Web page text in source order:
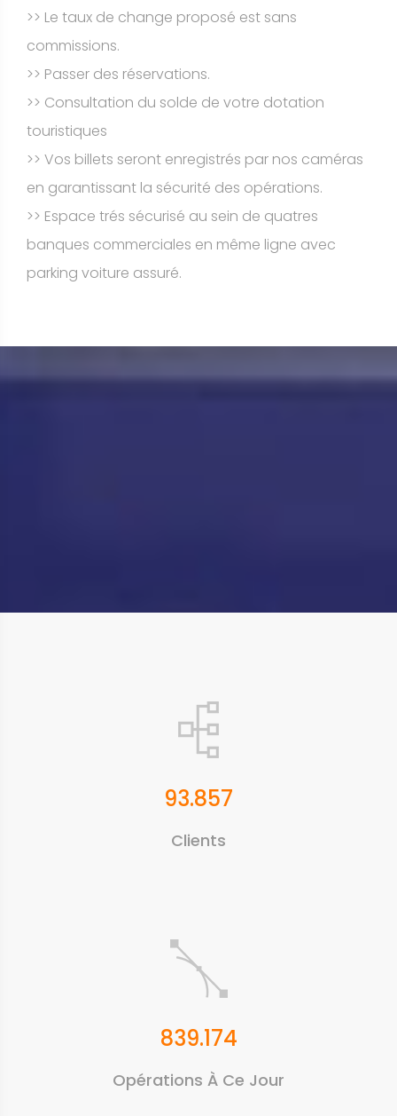
>> Le taux de change proposé est sans
commissions.
>> Passer des réservations.
>> Consultation du solde de votre dotation
touristiques
>> Vos billets seront enregistrés par nos caméras
en garantissant la sécurité des opérations.
>> Espace trés sécurisé au sein de quatres
banques commerciales en même ligne avec
parking voiture assuré.
93.857
Clients
839.174
Opérations À Ce Jour